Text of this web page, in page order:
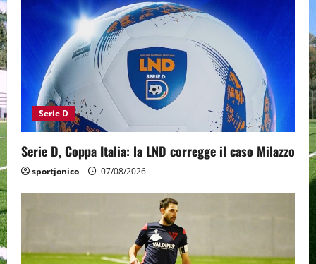
Serie D
Serie D, Coppa Italia: la LND corregge il caso Milazzo
sportjonico 07/08/2026